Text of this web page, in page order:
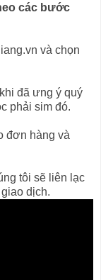
các bước
và chọn
đã ưng ý quý
phải sim đó.
đơn hàng và
tôi sẽ liên lạc
dịch.